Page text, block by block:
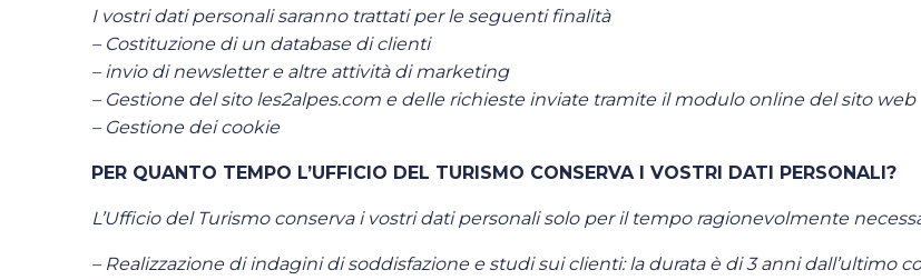
I vostri dati personali saranno trattati per le seguenti finalità
– Costituzione di un database di clienti
– invio di newsletter e altre attività di marketing
– Gestione del sito les2alpes.com e delle richieste inviate tramite il modulo online del sito web
– Gestione dei cookie
PER QUANTO TEMPO L’UFFICIO DEL TURISMO CONSERVA I VOSTRI DATI PERSONALI?
L’Ufficio del Turismo conserva i vostri dati personali solo per il tempo ragionevolmente
– Realizzazione di indagini di soddisfazione e studi sui clienti: la durata è di 3 anni dall’ultimo